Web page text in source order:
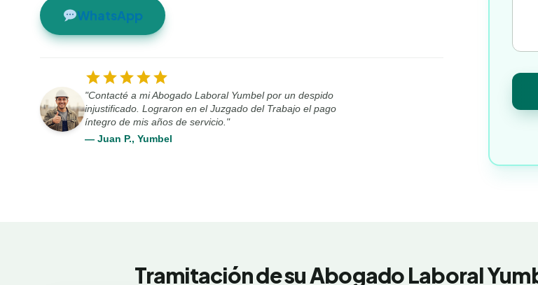
WhatsApp
starstarstarstarstar
"Contacté a mi Abogado Laboral Yumbel por un despido
injustificado. Lograron en el Juzgado del Trabajo el pago
íntegro de mis años de servicio."
— Juan P., Yumbel
Tramitación de su Abogado Laboral